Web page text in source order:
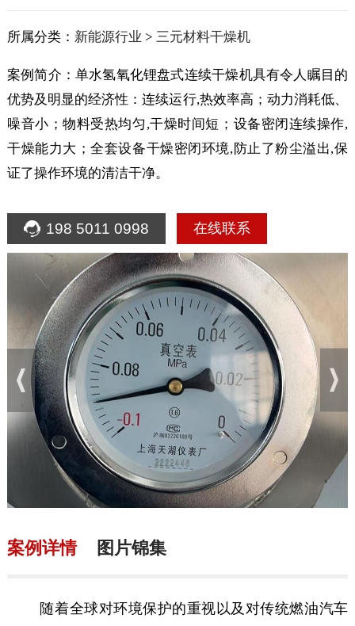
所属分类： 新能源行业 > 三元材料干燥机
案例简介：单水氢氧化锂盘式连续干燥机具有令人瞩目的
优势及明显的经济性：连续运行,热效率高；动力消耗低、
噪音小；物料受热均匀,干燥时间短；设备密闭连续操作,
干燥能力大；全套设备干燥密闭环境,防止了粉尘溢出,保
证了操作环境的清洁干净。
198 5011 0998 在线联系
案例详情 图片锦集
随着全球对环境保护的重视以及对传统燃油汽车